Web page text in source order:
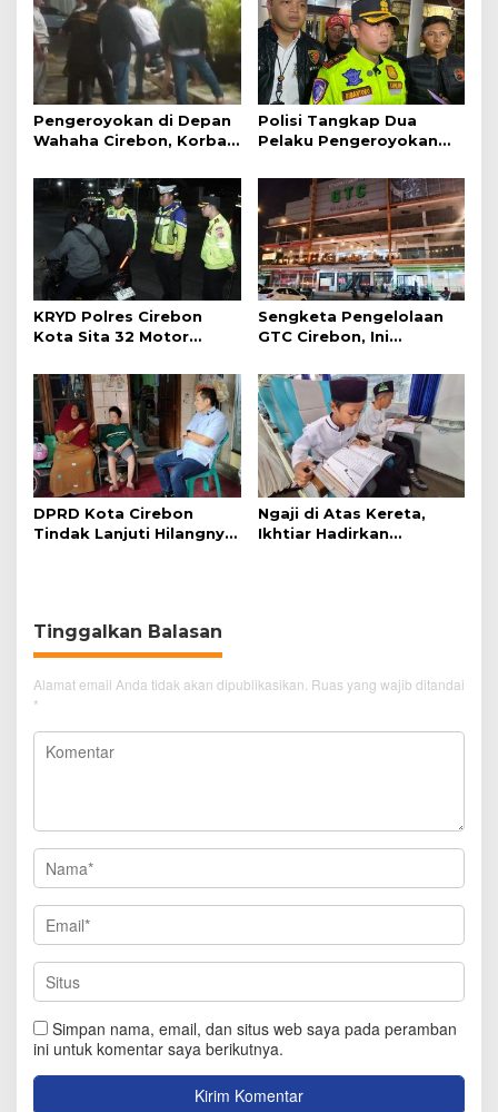
Pengeroyokan di Depan
Wahaha Cirebon, Korban
Polisi
Polisi Tangkap Dua
Pelaku Pengeroyokan
KRYD Polres Cirebon
Kota Sita 32 Motor
Sengketa Pengelolaan
GTC Cirebon, Ini
Simanjuntak
DPRD Kota Cirebon
Tindak Lanjuti Hilangnya
Ngaji di Atas Kereta,
Ikhtiar Hadirkan
Tinggalkan Balasan
Alamat email Anda tidak akan dipublikasikan. Ruas yang wajib ditandai
*
Simpan nama, email, dan situs web saya pada peramban
ini untuk komentar saya berikutnya.